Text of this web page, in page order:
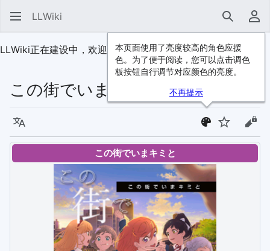
LLWiki 搜索 用
LLWiki正在建设中，欢迎 加入我们！
この街でいまキミと
语言 监视 查
この街でいまキミと
本页面使用了亮度较高的角色应援
色。为了便于阅读，您可以点击调色
板按钮自行调节对应颜色的亮度。
不再提示